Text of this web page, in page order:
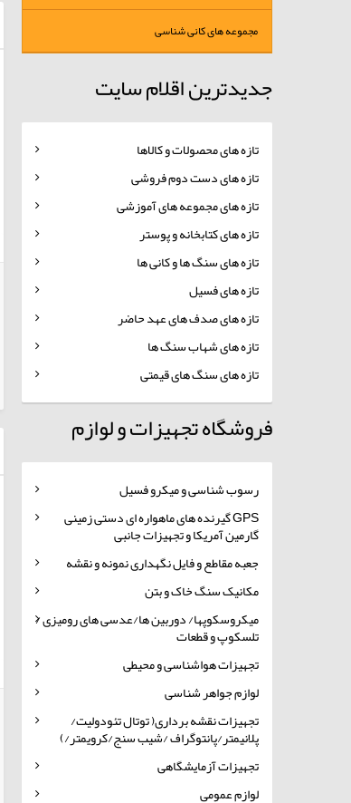
مجموعه های کانی شناسی
جدیدترین اقلام سایت
تازه های محصولات و کالاها
تازه های دست دوم فروشی
تازه های مجموعه های آموزشی
تازه های کتابخانه و پوستر
تازه های سنگ ها و کانی ها
تازه های فسیل
تازه های صدف های عهد حاضر
تازه های شهاب سنگ ها
تازه های سنگ های قیمتی
فروشگاه تجهیزات و لوازم
رسوب شناسی و میکرو فسیل
GPS گیرنده های ماهواره ای دستی زمینی
گارمین آمریکا و تجهیزات جانبی
جعبه مقاطع و فایل نگهداری نمونه و نقشه
مکانیک سنگ خاک و بتن
میکروسکوپها/ دوربین ها/عدسی های رومیزی /
تلسکوپ و قطعات
تجهیزات هواشناسی و محیطی
لوازم جواهر شناسی
تجهیزات نقشه برداری( توتال تئودولیت/
پلانیمتر/پانتوگراف /شیب سنج/کرویمتر/)
تجهیزات آزمایشگاهی
لوازم عمومی
کالاهای انتخابی